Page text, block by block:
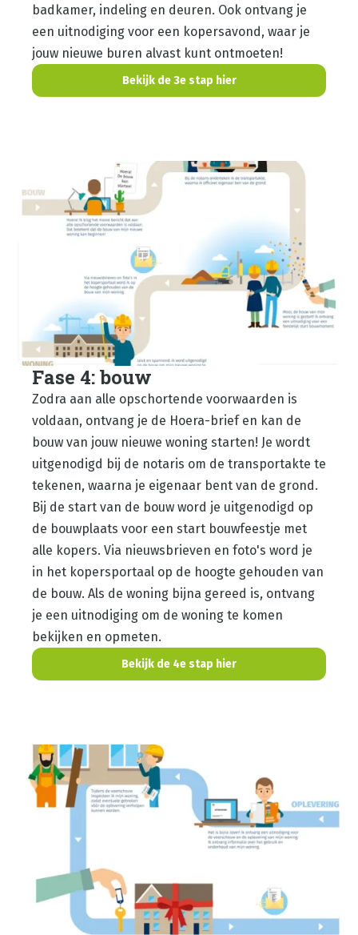
badkamer, indeling en deuren. Ook ontvang je
een uitnodiging voor een kopersavond, waar je
jouw nieuwe buren alvast kunt ontmoeten!
Bekijk de 3e stap hier
Fase 4: bouw
Zodra aan alle opschortende voorwaarden is
voldaan, ontvang je de Hoera-brief en kan de
bouw van jouw nieuwe woning starten! Je wordt
uitgenodigd bij de notaris om de transportakte te
tekenen, waarna je eigenaar bent van de grond.
Bij de start van de bouw word je uitgenodigd op
de bouwplaats voor een start bouwfeestje met
alle kopers. Via nieuwsbrieven en foto's word je
in het kopersportaal op de hoogte gehouden van
de bouw. Als de woning bijna gereed is, ontvang
je een uitnodiging om de woning te komen
bekijken en opmeten.
Bekijk de 4e stap hier